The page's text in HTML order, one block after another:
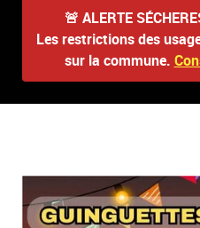
🚨 ALERTE
Les restrictions des
sur la commune.